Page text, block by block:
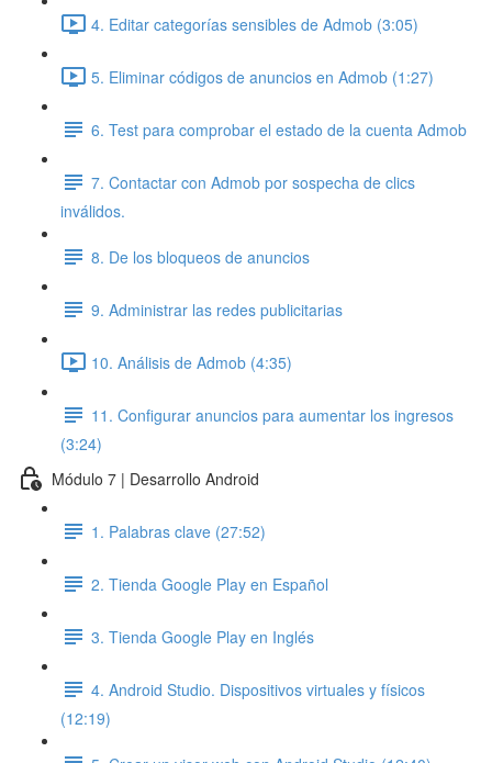
4. Editar categorías sensibles de Admob (3:05)
5. Eliminar códigos de anuncios en Admob (1:27)
6. Test para comprobar el estado de la cuenta Admob
7. Contactar con Admob por sospecha de clics
inválidos.
8. De los bloqueos de anuncios
9. Administrar las redes publicitarias
10. Análisis de Admob (4:35)
11. Configurar anuncios para aumentar los ingresos
(3:24)
Módulo 7 | Desarrollo Android
1. Palabras clave (27:52)
2. Tienda Google Play en Español
3. Tienda Google Play en Inglés
4. Android Studio. Dispositivos virtuales y físicos
(12:19)